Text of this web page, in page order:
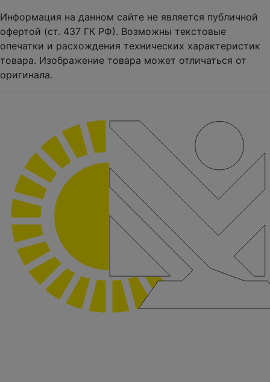
Информация на данном сайте не является публичной
офертой (ст. 437 ГК РФ). Возможны текстовые
опечатки и расхождения технических характеристик
товара. Изображение товара может отличаться от
оригинала.